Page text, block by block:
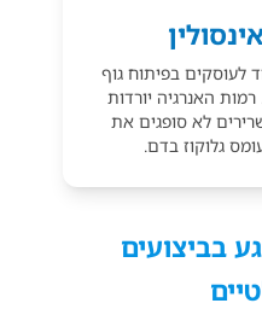
לעוסקים בפיתוח גוף
רמות האנרגיה יורדות
לא סופגים את
גלוקוז בדם.
בביצועים